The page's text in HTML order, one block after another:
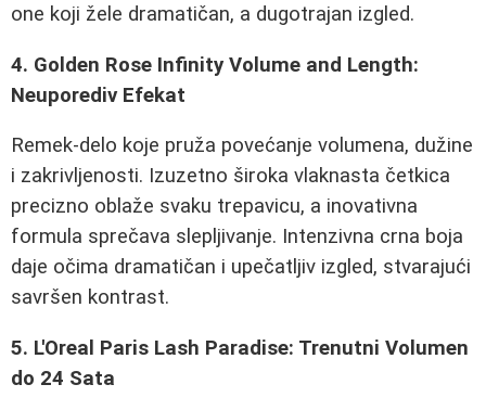
one koji žele dramatičan, a dugotrajan izgled.
4. Golden Rose Infinity Volume and Length:
Neuporediv Efekat
Remek-delo koje pruža povećanje volumena, dužine
i zakrivljenosti. Izuzetno široka vlaknasta četkica
precizno oblaže svaku trepavicu, a inovativna
formula sprečava slepljivanje. Intenzivna crna boja
daje očima dramatičan i upečatljiv izgled, stvarajući
savršen kontrast.
5. L'Oreal Paris Lash Paradise: Trenutni Volumen
do 24 Sata